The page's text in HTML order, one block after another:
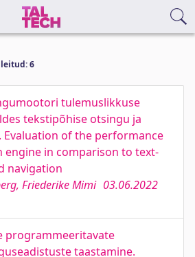
6
tulemuslikkuse
tekstipõhise otsingu ja
Evaluation of the performance
engine in comparison to text-
navigation
Friederike Mimi 03.06.2022
programmeeritavate
taastamine.